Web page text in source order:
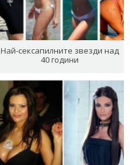
Най-сексапилните звезди над
40 години